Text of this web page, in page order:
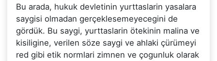
Bu arada, hukuk devletinin yurttaslarin yasalara
saygisi olmadan gerçeklesemeyecegini de
gördük. Bu saygi, yurttaslarin ötekinin malina ve
kisiligine, verilen söze saygi ve ahlaki çürümeyi
red gibi etik normlari zimnen ve çogunluk olarak